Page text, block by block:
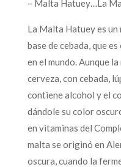
– Malta Hatuey…La
La Malta Hatuey es
base de cebada, que
en el mundo. Aunque
cerveza, con cebada,
contiene alcohol y el
dándole su color
en vitaminas del
malta se originó en
oscura, cuando la